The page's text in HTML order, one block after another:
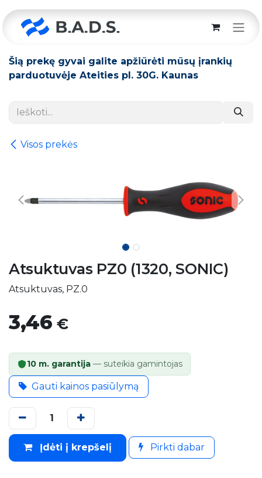
Šią prekę gyvai galite apžiūrėti mūsų įrankių
parduotuvėje Ateities pl. 30G. Kaunas
Visos prekės
Atsuktuvas PZ0 (1320, SONIC)
Atsuktuvas, PZ.0
3,46 €
10 m. garantija — suteikia gamintojas
Gauti kainos pasiūlymą
Įdėti į krepšelį Pirkti dabar